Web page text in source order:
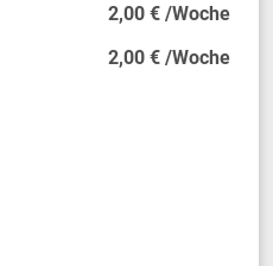
2,00 € /Woche
2,00 € /Woche